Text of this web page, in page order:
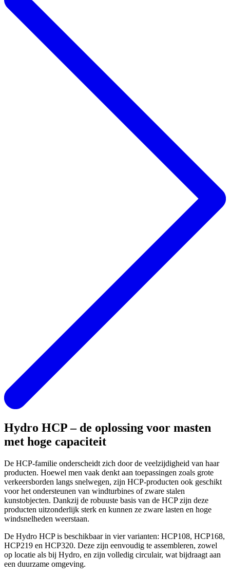
Hydro HCP – de oplossing voor masten
met hoge capaciteit
De HCP-familie onderscheidt zich door de veelzijdigheid van haar
producten. Hoewel men vaak denkt aan toepassingen zoals grote
verkeersborden langs snelwegen, zijn HCP-producten ook geschikt
voor het ondersteunen van windturbines of zware stalen
kunstobjecten. Dankzij de robuuste basis van de HCP zijn deze
producten uitzonderlijk sterk en kunnen ze zware lasten en hoge
windsnelheden weerstaan.
De Hydro HCP is beschikbaar in vier varianten: HCP108, HCP168,
HCP219 en HCP320. Deze zijn eenvoudig te assembleren, zowel
op locatie als bij Hydro, en zijn volledig circulair, wat bijdraagt aan
een duurzame omgeving.